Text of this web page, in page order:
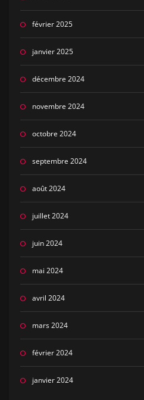
février 2025
janvier 2025
décembre 2024
novembre 2024
octobre 2024
septembre 2024
août 2024
juillet 2024
juin 2024
mai 2024
avril 2024
mars 2024
février 2024
janvier 2024